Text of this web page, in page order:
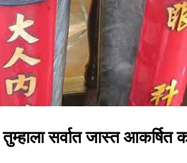
सर्वात जास्त आकर्षित